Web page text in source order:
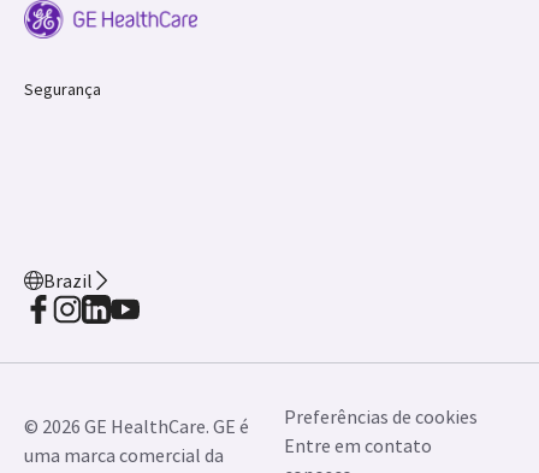
Segurança
Brazil
© 2026 GE HealthCare. GE é
uma marca comercial da
Preferências de cookies
Entre em contato